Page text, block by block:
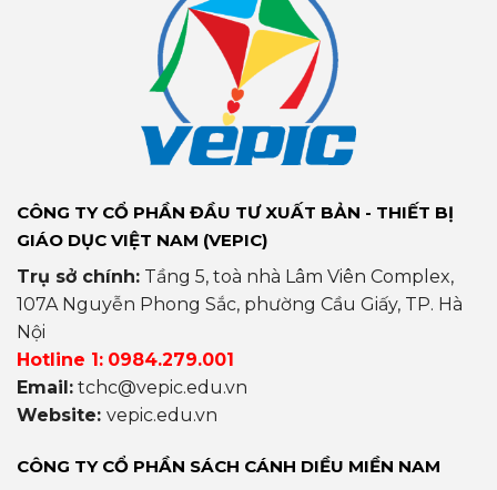
CÔNG TY CỔ PHẦN ĐẦU TƯ XUẤT BẢN - THIẾT BỊ
GIÁO DỤC VIỆT NAM (VEPIC)
Trụ sở chính: Tầng 5, toà nhà Lâm Viên Complex,
107A Nguyễn Phong Sắc, phường Cầu Giấy, TP. Hà
Nội
Hotline 1: 0984.279.001
Email: tchc@vepic.edu.vn
Website: vepic.edu.vn
CÔNG TY CỔ PHẦN SÁCH CÁNH DIỀU MIỀN NAM